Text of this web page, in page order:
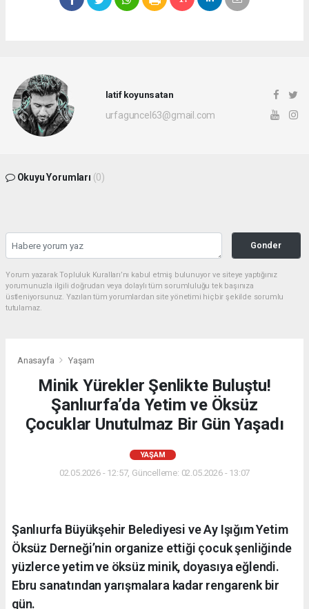
latif koyunsatan
urfaguncel63@gmail.com
Okuyu Yorumları (0)
Gonder
Yorum yazarak Topluluk Kuralları’nı kabul etmiş bulunuyor ve siteye yaptığınız
yorumunuzla ilgili doğrudan veya dolaylı tüm sorumluluğu tek başınıza
üstleniyorsunuz. Yazılan tüm yorumlardan site yönetimi hiçbir şekilde sorumlu
tutulamaz.
Anasayfa Yaşam
Minik Yürekler Şenlikte Buluştu!
Şanlıurfa’da Yetim ve Öksüz
Çocuklar Unutulmaz Bir Gün Yaşadı
YAŞAM
02.05.2026 - 12:57, Güncelleme: 02.05.2026 - 13:07
Şanlıurfa Büyükşehir Belediyesi ve Ay Işığım Yetim
Öksüz Derneği’nin organize ettiği çocuk şenliğinde
yüzlerce yetim ve öksüz minik, doyasıya eğlendi.
Ebru sanatından yarışmalara kadar rengarenk bir
gün.